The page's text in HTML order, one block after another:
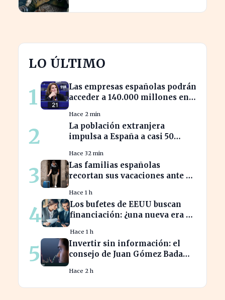
LO ÚLTIMO
1
Las empresas españolas podrán
acceder a 140.000 millones en
ecológica
Hace 2 min
2
La población extranjera
impulsa a España a casi 50
cifras récord
Hace 32 min
3
Las familias españolas
recortan sus vacaciones ante un
Hace 1 h
4
Los bufetes de EEUU buscan
financiación: ¿una nueva era de
Hace 1 h
5
Invertir sin información: el
consejo de Juan Gómez Bada
Hace 2 h